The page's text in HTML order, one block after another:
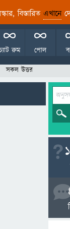
বিস্তারিত এখানে
পোল
রুম
সকল উত্তর